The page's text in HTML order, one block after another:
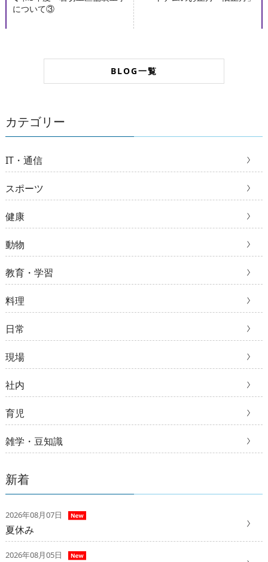
について③
BLOG一覧
カテゴリー
IT・通信
スポーツ
健康
動物
教育・学習
料理
日常
現場
社内
育児
雑学・豆知識
新着
2026年08月07日
夏休み
2026年08月05日